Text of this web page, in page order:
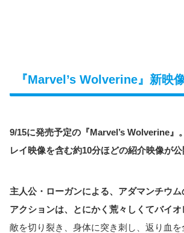
『Marvel’s Wolverine』新映
9/15に発売予定の『Marvel’s Wolverine』
レイ映像を含む約10分ほどの紹介映像が公
主人公・ローガンによる、アダマンチウ
アクションは、とにかく荒々しくてバイオ
敵を切り裂き、身体に突き刺し、返り血を